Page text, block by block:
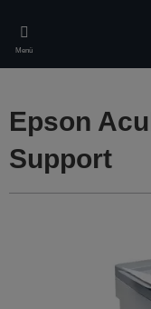
main
content
Menü
Epson
Support